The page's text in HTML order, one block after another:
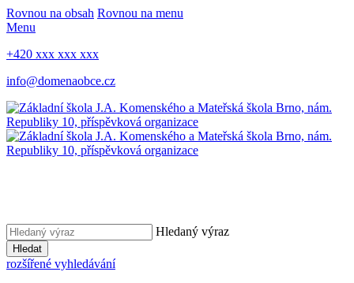
Rovnou na obsah Rovnou na menu
Menu
+420 xxx xxx xxx
info@domenaobce.cz
Hledaný výraz
Hledat
rozšířené vyhledávání